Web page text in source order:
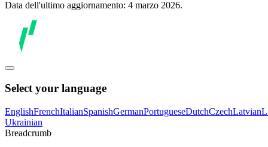
Data dell'ultimo aggiornamento: 4 marzo 2026.
Select your language
EnglishFrenchItalianSpanishGermanPortugueseDutchCzechLatvian
Ukrainian
Breadcrumb